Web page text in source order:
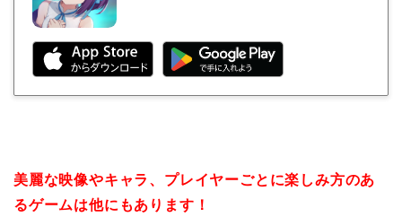
美麗な映像やキャラ、プレイヤーごとに楽しみ方のあ
るゲームは他にもあります！